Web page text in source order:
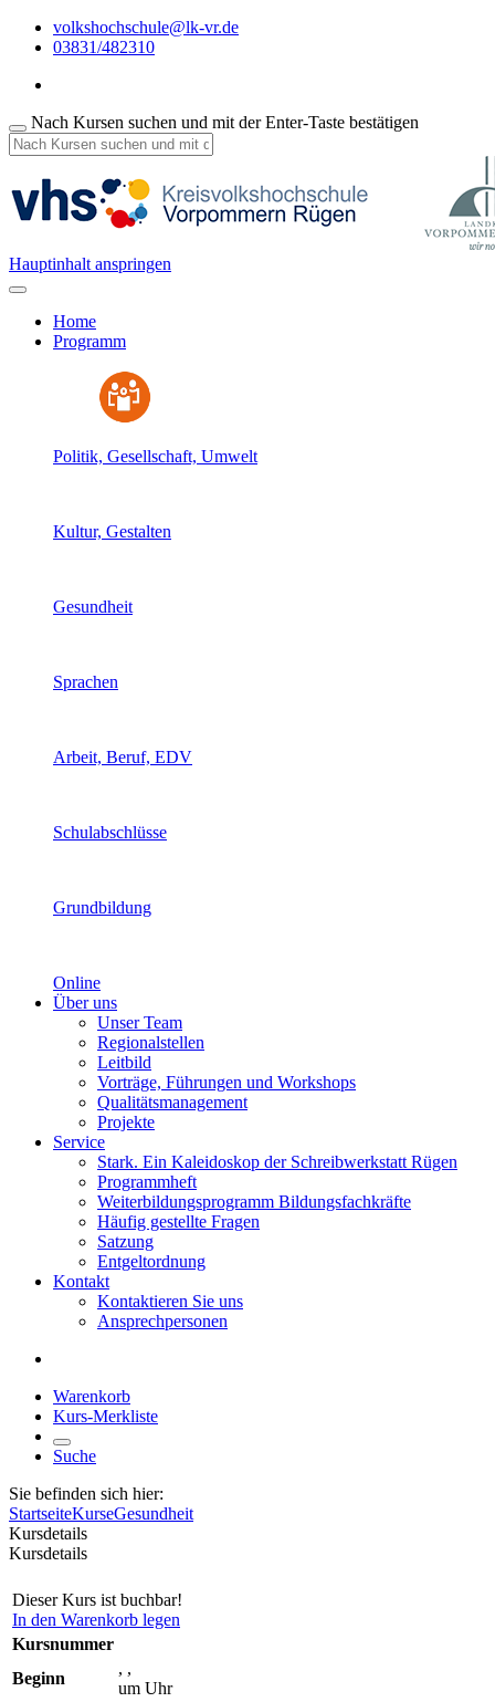
volkshochschule@lk-vr.de
03831/482310
Nach Kursen suchen und mit der Enter-Taste bestätigen
Hauptinhalt anspringen
Home
Programm
Politik, Gesellschaft, Umwelt
Kultur, Gestalten
Gesundheit
Sprachen
Arbeit, Beruf, EDV
Schulabschlüsse
Grundbildung
Online
Über uns
Unser Team
Regionalstellen
Leitbild
Vorträge, Führungen und Workshops
Qualitätsmanagement
Projekte
Service
Stark. Ein Kaleidoskop der Schreibwerkstatt Rügen
Programmheft
Weiterbildungsprogramm Bildungsfachkräfte
Häufig gestellte Fragen
Satzung
Entgeltordnung
Kontakt
Kontaktieren Sie uns
Ansprechpersonen
Warenkorb
Kurs-Merkliste
Suche
Sie befinden sich hier:
StartseiteKurseGesundheit
Kursdetails
Kursdetails
Dieser Kurs ist buchbar!
In den Warenkorb legen
Kursnummer
Beginn
, ,
um Uhr